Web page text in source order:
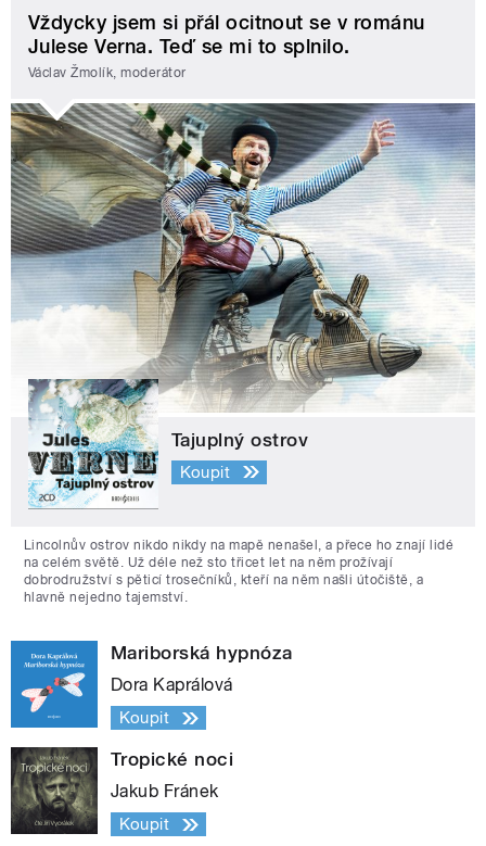
Vždycky jsem si přál ocitnout se v románu
Julese Verna. Teď se mi to splnilo.
Václav Žmolík, moderátor
Tajuplný ostrov
Koupit
Lincolnův ostrov nikdo nikdy na mapě nenašel, a přece ho znají lidé
na celém světě. Už déle než sto třicet let na něm prožívají
dobrodružství s pěticí trosečníků, kteří na něm našli útočiště, a
hlavně nejedno tajemství.
Mariborská hypnóza
Dora Kaprálová
Koupit
Tropické noci
Jakub Fránek
Koupit